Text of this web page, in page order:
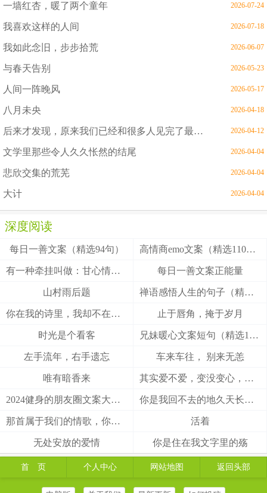
一墙红杏，暖了两个童年 2026-07-24
我喜欢这样的人间 2026-07-18
我如此念旧，步步拾荒 2026-06-07
与春天告别 2026-05-23
人间一阵晚风 2026-05-17
八月未央 2026-04-18
后来才发现，原来我们已经和很多人见完了最后一面 2026-04-12
文学里那些令人久久怅然的结尾 2026-04-04
悲欣交集的荒芜 2026-04-04
大计 2026-04-04
深度阅读
每日一善文案（精选94句） 高情商emo文案（精选110句）
有一种牵挂叫做：甘心情愿！ 每日一善文案正能量
山村雨后题 禅语感悟人生的句子（精选27句）
你在我的诗里，我却不在你的梦里 止于唇角，掩于岁月
时光是个看客 兄妹暖心文案短句（精选100句）
左手流年，右手遗忘 车来车往， 别来无恙
唯有暗香来 其实爱不爱，变没变心，身体最诚实
2024健身的朋友圈文案大全(精选49句) 你是我回不去的地久天长，我是你触不到的地老天荒
那首属于我们的情歌，你把结局唱给了谁 活着
无处安放的爱情 你是住在我文字里的殇
首 页 个人中心 网站地图 返回头部